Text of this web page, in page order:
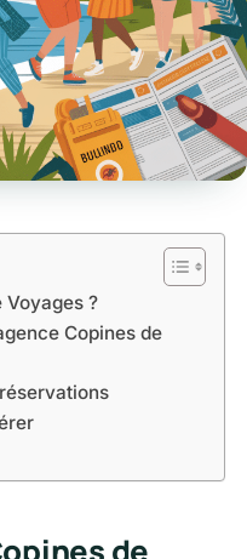
Voyages ?
Copines de